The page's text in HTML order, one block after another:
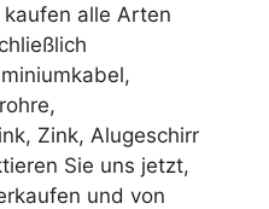
alle Arten
Zink, Alugeschirr
Sie uns jetzt,
und von